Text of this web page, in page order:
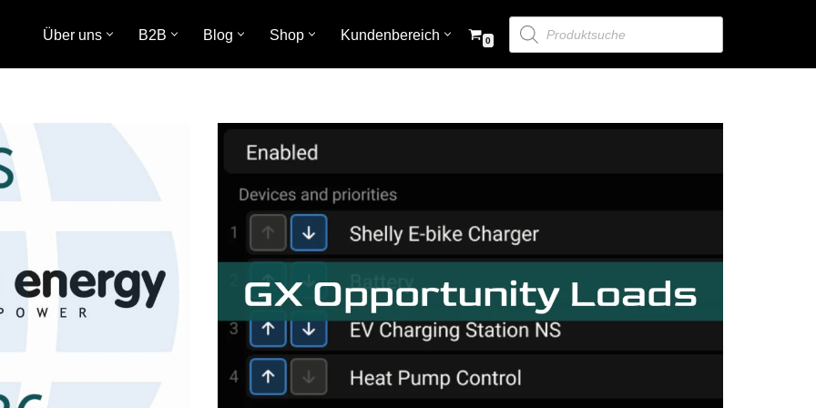
Über uns B2B Blog Shop
Überwachung
Schutz
– Wandler
Komplettpakete
Solar-Laderegler
Solarmodule
Ladegeräte
Solar Home Systems
DC-Verteilung & Sicherungen
Kabel
Merchandising
Kundenbereich 0